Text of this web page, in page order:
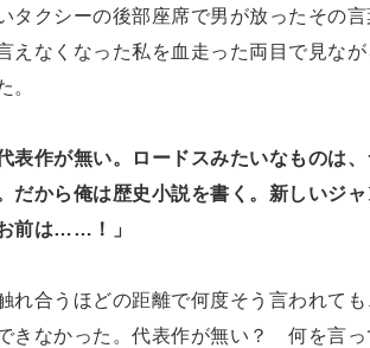
タクシーの後部座席で男が放ったその言
えなくなった私を血走った両目で見なが
。
表作が無い。ロードスみたいなものは
だから俺は歴史小説を書く。新しいジ
前は……！」
れ合うほどの距離で何度そう言われても
きなかった。代表作が無い？ 何を言っ